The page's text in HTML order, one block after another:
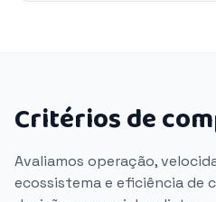
Critérios de
Avaliamos operação,
ecossistema e eficiência de